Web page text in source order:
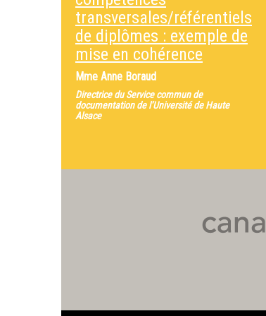
transversales/référentiels
de diplômes : exemple de
mise en cohérence
Mme Anne Boraud
Directrice du Service commun de
documentation de l’Université de Haute
Alsace